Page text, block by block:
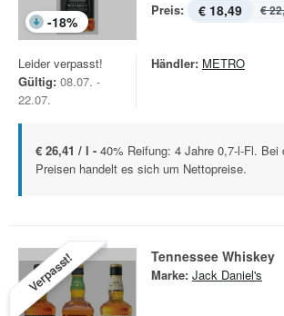
-18%
Preis: € 18,49 €
Leider verpasst!
Gültig: 08.07. -
22.07.
Händler: METRO
€ 26,41 / l - 40% Reifung: 4 Jahre 0,7-l-Fl. Bei
Preisen handelt es sich um Nettopreise.
Verpasst! Tennessee Whiskey
Marke: Jack Daniel's